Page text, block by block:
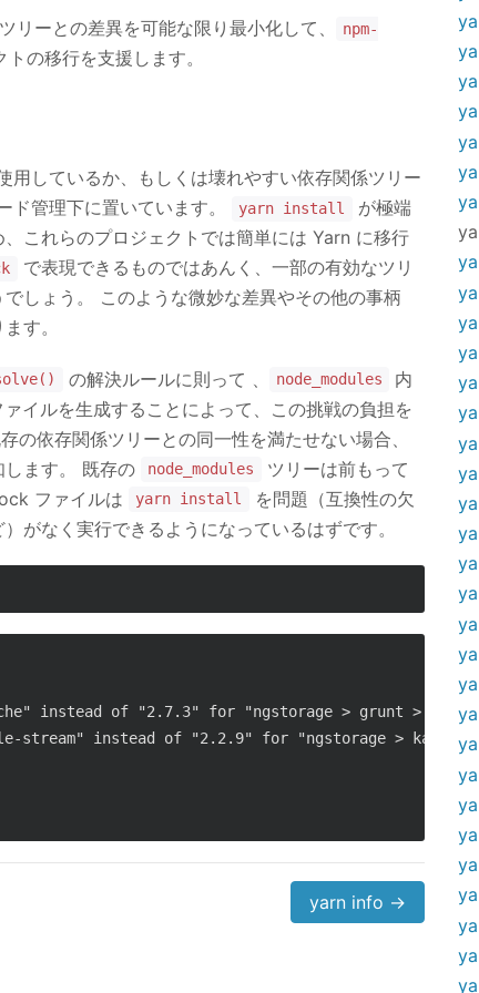
ーとの差異を可能な限り最小化して、
npm-
の移行を支援します。
用しているか、もしくは壊れやすい依存関係ツリー
ド管理下に置いています。 yarn install
が極端
これらのプロジェクトでは簡単には Yarn に移行
で表現できるものではあんく、一部の有効なツリ
しょう。 このような微妙な差異やその他の事柄
す。
の解決ルールに則って 、 node_modules
内
ァイルを生成することによって、この挑戦の負担を
依存関係ツリーとの同一性を満たせない場合、
ます。 既存の
node_modules
ツリーは前もって
ファイルは
yarn install
を問題（互換性の欠
がなく実行できるようになっているはずです。
instead of "2.7.3" for "ngstorage > grunt >
stream" instead of "2.2.9" for "ngstorage > karma
yarn info →